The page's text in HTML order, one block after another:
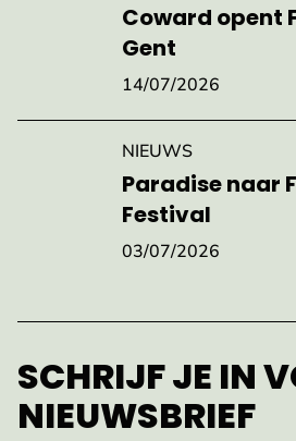
Coward opent
Gent
14/07/2026
Paradise naar
Festival
NIEUWS
03/07/2026
SCHRIJF JE IN
NIEUWSBRIEF